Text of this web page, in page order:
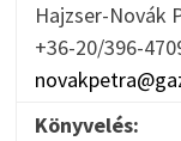
Hajzser-Novák
+36-20/396-
Könyvelés: